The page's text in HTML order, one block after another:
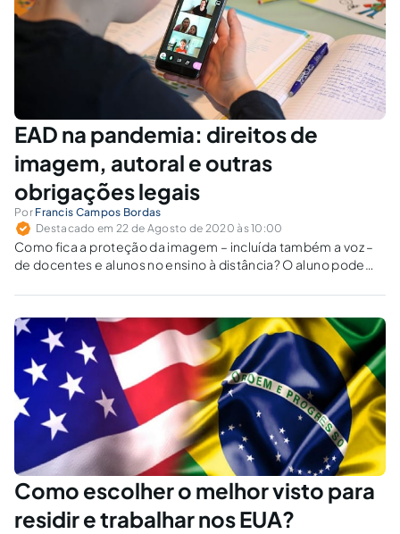
EAD na pandemia: direitos de
imagem, autoral e outras
obrigações legais
Por Francis Campos Bordas
Destacado em 22 de Agosto de 2020 às 10:00
Como fica a proteção da imagem – incluída também a voz –
de docentes e alunos no ensino à distância? O aluno pode
autoral? A instituição de ensino tem direito de usar a aula?
Essas e outras dúvidas são abordadas no artigo.
Como escolher o melhor visto para
residir e trabalhar nos EUA?